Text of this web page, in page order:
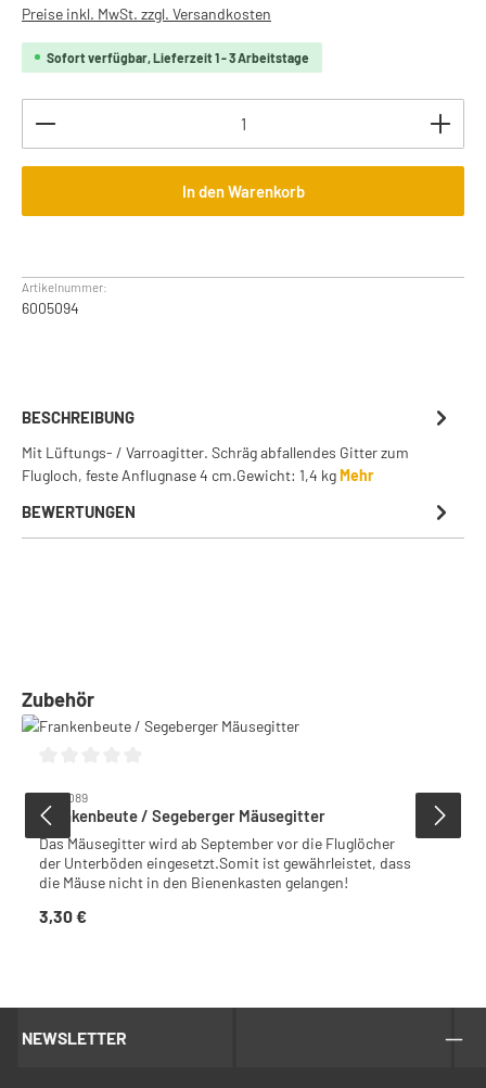
Preise inkl. MwSt. zzgl. Versandkosten
Sofort verfügbar, Lieferzeit 1 - 3 Arbeitstage
Produkt Anzahl: Gib den gewünschten Wert ein
In den Warenkorb
Artikelnummer:
6005094
BESCHREIBUNG
Mit Lüftungs- / Varroagitter. Schräg abfallendes Gitter zum
Flugloch, feste Anflugnase 4 cm.Gewicht: 1,4 kgMehr
BEWERTUNGEN
Produktgalerie überspringen
Zubehör
6005089
Frankenbeute / Segeberger Mäusegitter
Das Mäusegitter wird ab September vor die Fluglöcher
der Unterböden eingesetzt.Somit ist gewährleistet, dass
die Mäuse nicht in den Bienenkasten gelangen!
Regulärer Preis:
3,30 €
NEWSLETTER